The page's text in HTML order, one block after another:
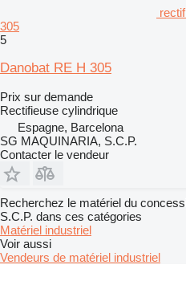
305
5
Danobat RE H 305
Prix sur demande
Rectifieuse cylindrique
Espagne, Barcelona
SG MAQUINARIA, S.C.P.
Contacter le vendeur
Recherchez le matériel du
S.C.P. dans ces catégories
Matériel industriel
Voir aussi
Vendeurs de matériel industriel